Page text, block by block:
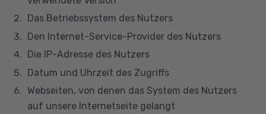
Das Betriebssystem des Nutzers
Den Internet-Service-Provider des Nutzers
Die IP-Adresse des Nutzers
Datum und Uhrzeit des Zugriffs
Webseiten, von denen das System des Nutzers
auf unsere Internetseite gelangt